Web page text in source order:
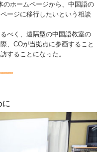
のホームページから、中国語の
ージに移行したいという相談
べく、遠隔型の中国語教室の
、COが当拠点に参画すること
することになった。
に